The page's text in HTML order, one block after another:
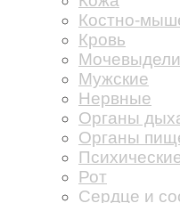
Костно-
Кровь
Мужские
Нервные
Органы
Органы
Рот
Сердце и